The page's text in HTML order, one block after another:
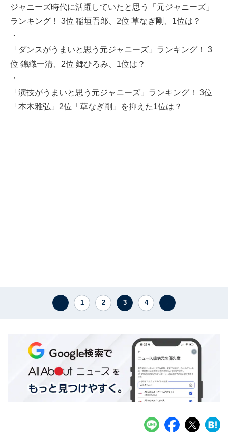
ジャニーズ時代に活躍していたと思う「元ジャニーズ」
ランキング！ 3位 稲垣吾郎、2位 草なぎ剛、1位は？
・
「ダンスがうまいと思う元ジャニーズ」ランキング！ 3
位 錦織一清、2位 郷ひろみ、1位は？
・
「演技がうまいと思う元ジャニーズ」ランキング！ 3位
「本木雅弘」2位「草なぎ剛」を抑えた1位は？
1 2 3 4